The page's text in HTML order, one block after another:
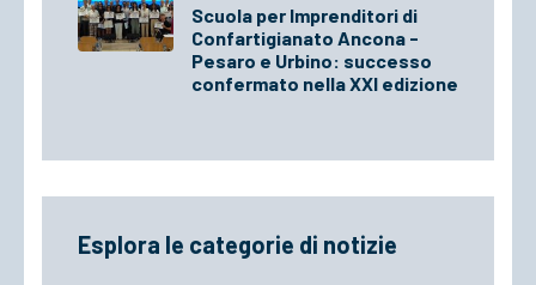
Scuola per Imprenditori di
Confartigianato Ancona -
Pesaro e Urbino: successo
confermato nella XXI edizione
Esplora le categorie di notizie